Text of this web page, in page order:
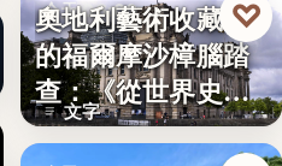
今天 06:00
樟腦史
文字
奧地利藝術收藏家
的福爾摩沙樟腦踏
查：《從世界史看
德意志帝…
♡